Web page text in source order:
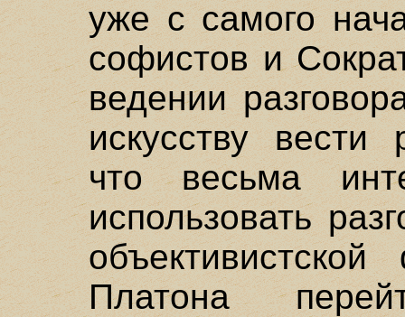
уже с самого
софистов и
ведении
искусству вести
что весьма
использовать
Платона